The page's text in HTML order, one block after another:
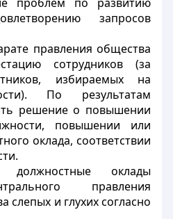
запросов
правления общества
сотрудников (за
избираемых на
По результатам
решение о повышении
повышении или
оклада, соответствии
должностные оклады
правления
слепых и глухих согласно